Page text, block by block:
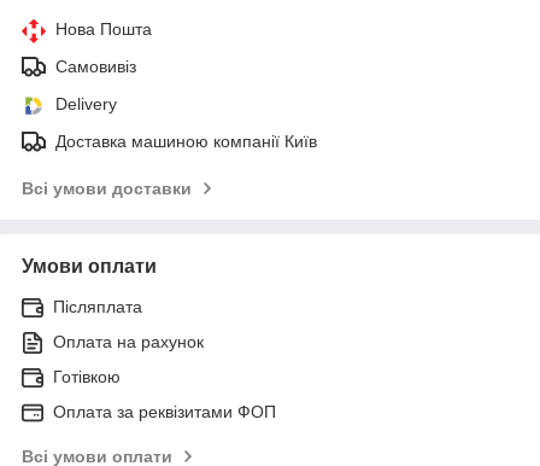
Нова Пошта
Самовивіз
Delivery
Доставка машиною компанії Київ
Всі умови доставки
Умови оплати
Післяплата
Оплата на рахунок
Готівкою
Оплата за реквізитами ФОП
Всі умови оплати